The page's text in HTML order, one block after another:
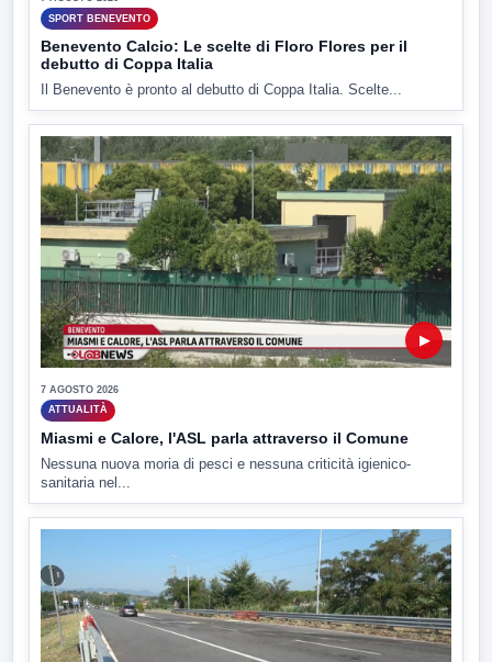
SPORT BENEVENTO
Benevento Calcio: Le scelte di Floro Flores per il
debutto di Coppa Italia
Il Benevento è pronto al debutto di Coppa Italia. Scelte...
▶
7 AGOSTO 2026
ATTUALITÀ
Miasmi e Calore, l'ASL parla attraverso il Comune
Nessuna nuova moria di pesci e nessuna criticità igienico-
sanitaria nel...